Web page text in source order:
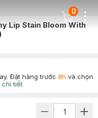
Cart Icon
0
Lip Stain Bloom With
Đặt hàng trước 8h và chọn
chi tiết